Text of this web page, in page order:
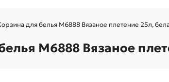
для белья М6888 Вязаное плетение 25л,
М6888 Вязаное